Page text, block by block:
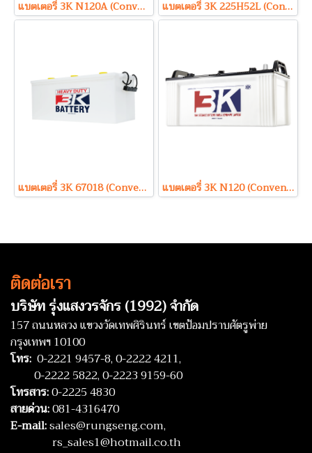
แบตเตอรี่ 3K N120A (Conventional Type) 12V 110Ah แบตเตอรี่ 3K 225H52L (Conventional Type) 12V 220Ah
แบตเตอรี่ 3K 67018 (Conventional Type) 12V 180Ah แบตเตอรี่ 3K N120 (Conventional Type) 12V 120Ah
ติดต่อเรา
บริษัท รุ่งแสงวรจักร (1992) จำกัด
157 ถนนหลวง แขวงวัดเทพศิรินทร์ เขตป้อมปราบศัตรูพ่าย
กรุงเทพฯ 10100
โทร: 0-2221 9457-8,0-2222 4211,
0-2222 5822,0-2223 9159-60
โทรสาร:0-2225 4830
สายด่วน:081-4316470
E-mail:sales@rungseng.com,
rs_sales1@hotmail.co.th